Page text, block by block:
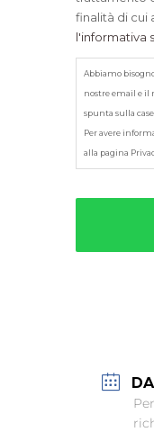
finalità di cui
l'informativa
Abbiamo
nostre email e il
spunta sulla
Per avere
alla pagina